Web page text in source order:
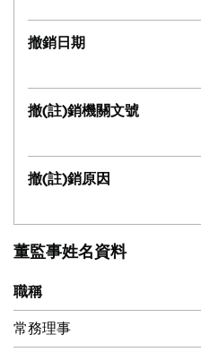
撤銷日期
撤(註)銷機關文號
撤(註)銷原因
董監事姓名資料
職稱
常務理事